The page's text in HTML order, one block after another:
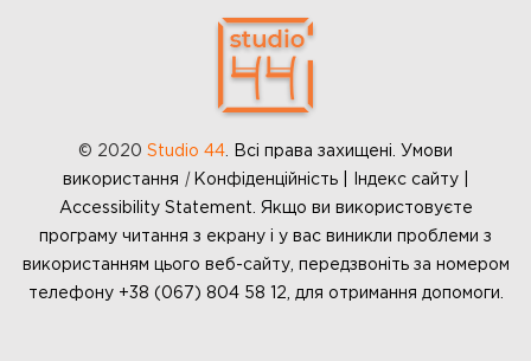
© 2020 Studio 44
Всі права захищені. Умови
використання | Конфіденційність | Індекс сайту |
Accessibility Statement. Якщо ви використовуєте
програму читання з екрану і у вас виникли проблеми з
використанням цього веб-сайту, передзвоніть за номером
телефону +38 (067) 804 58 12, для отримання допомоги.